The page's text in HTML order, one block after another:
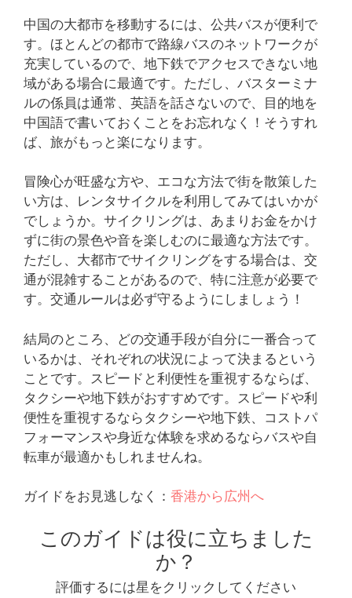
中国の大都市を移動するには、公共バスが便利で
す。ほとんどの都市で路線バスのネットワークが
充実しているので、地下鉄でアクセスできない地
域がある場合に最適です。ただし、バスターミナ
ルの係員は通常、英語を話さないので、目的地を
中国語で書いておくことをお忘れなく！そうすれ
ば、旅がもっと楽になります。
冒険心が旺盛な方や、エコな方法で街を散策した
い方は、レンタサイクルを利用してみてはいかが
でしょうか。サイクリングは、あまりお金をかけ
ずに街の景色や音を楽しむのに最適な方法です。
ただし、大都市でサイクリングをする場合は、交
通が混雑することがあるので、特に注意が必要で
す。交通ルールは必ず守るようにしましょう！
結局のところ、どの交通手段が自分に一番合って
いるかは、それぞれの状況によって決まるという
ことです。スピードと利便性を重視するならば、
タクシーや地下鉄がおすすめです。スピードや利
便性を重視するならタクシーや地下鉄、コストパ
フォーマンスや身近な体験を求めるならバスや自
転車が最適かもしれませんね。
ガイドをお見逃しなく： 香港から広州へ
このガイドは役に立ちました
か？
評価するには星をクリックしてください